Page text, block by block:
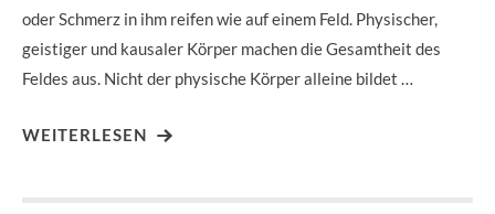
oder Schmerz in ihm reifen wie auf einem Feld. Physischer,
geistiger und kausaler Körper machen die Gesamtheit des
Feldes aus. Nicht der physische Körper alleine bildet …
WEITERLESEN